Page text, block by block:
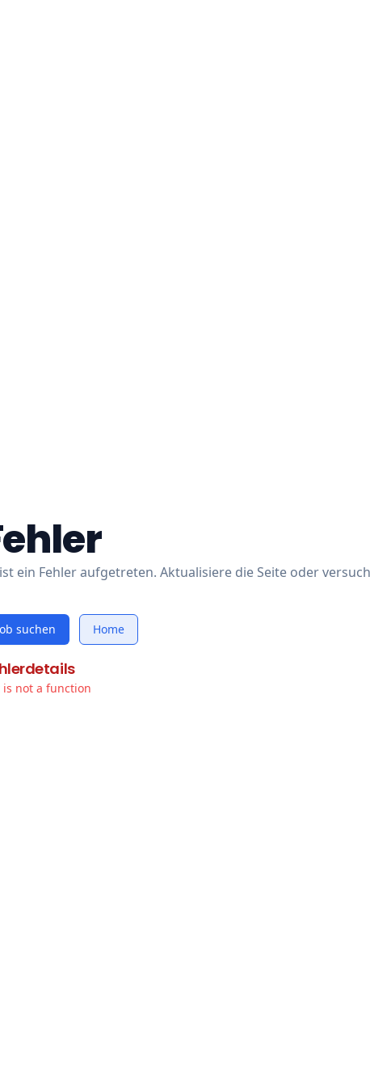
ein Fehler aufgetreten. Aktualisiere die Seite oder
suchen Home
is not a function